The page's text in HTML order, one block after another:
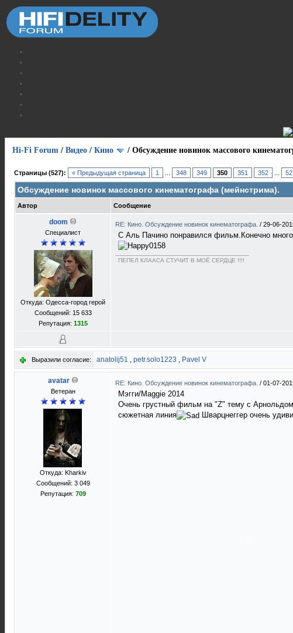
Hi-Fi Forum / Видео / Кино / Обсуждение новинок массового
Страницы (527): « Предыдущая страница 1 348 349 350 351 352
Обсуждение новинок массового кинематографа (мейнстрима).
Автор Сообщение
doom
Специалист
Откуда: Одесса-город герой
Сообщений: 15 633
Репутация: 1315
RE: Кино. Обсуждение новинок кинематографа. / 29-06-
С Аль Пачино понравился фильм.Конечно
ПЕПЕЛ КЛААСА СТУЧИТ В МОЁ СЕРДЦЕ !!!!
Выразили согласие: anatolij51 , petr.solo1223 , Pavel V
avatar
Ветеран
Откуда: Kharkiv
Сообщений: 3 049
Репутация: 709
RE: Кино. Обсуждение новинок кинематографа. / 01-07-
Мэгги/Maggie 2014
Очень грустный фильм на "Z" тему с
сюжетная линия
Шварцнеггер очень